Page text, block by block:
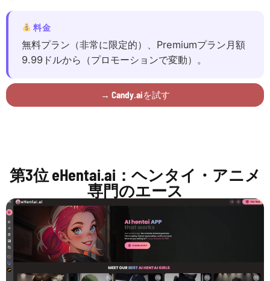
料金
無料プラン（非常に限定的）、Premiumプラン月額
9.99ドルから（プロモーションで変動）。
→ Candy.aiを試す
第3位 eHentai.ai：ヘンタイ・アニメ
専門のエース